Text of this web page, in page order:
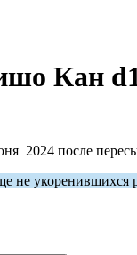
Кан
2024 после